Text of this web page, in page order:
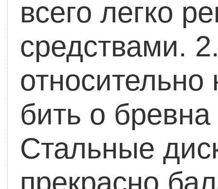
всего легко
средствами.
бить о
Стальные